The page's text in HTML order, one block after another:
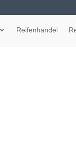
Reifenhandel